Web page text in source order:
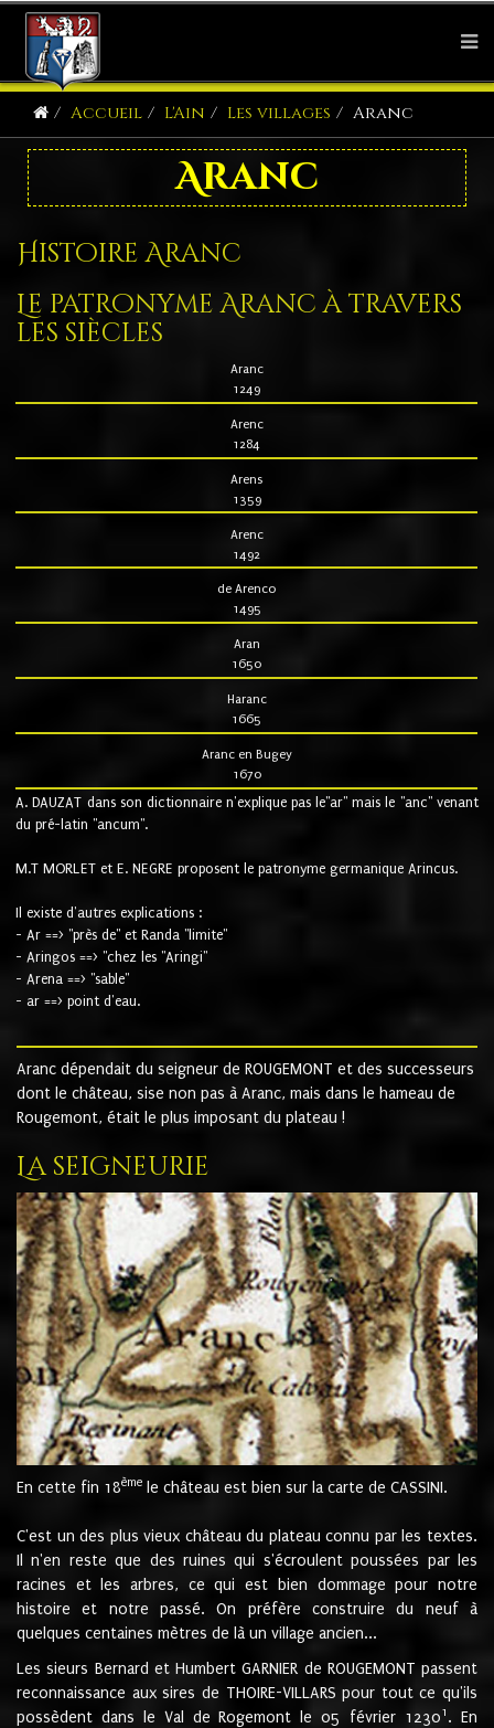
Accueil L'Ain Les villages Aranc
Aranc
Histoire Aranc
Le patronyme Aranc à travers
les siècles
Aranc
1249
Arenc
1284
Arens
1359
Arenc
1492
de Arenco
1495
Aran
1650
Haranc
1665
Aranc en Bugey
1670
A. DAUZAT dans son dictionnaire n'explique pas le"ar" mais le "anc" venant
du pré-latin "ancum".
M.T MORLET et E. NEGRE proposent le patronyme germanique Arincus.
Il existe d'autres explications :
- Ar ==> "près de" et Randa "limite"
- Aringos ==> "chez les "Aringi"
- Arena ==> "sable"
- ar ==> point d'eau.
Aranc dépendait du seigneur de ROUGEMONT et des successeurs
dont le château, sise non pas à Aranc, mais dans le hameau de
Rougemont, était le plus imposant du plateau !
La seigneurie
En cette fin 18ème le château est bien sur la carte de CASSINI.
C'est un des plus vieux château du plateau connu par les textes.
Il n'en reste que des ruines qui s'écroulent poussées par les
racines et les arbres, ce qui est bien dommage pour notre
histoire et notre passé. On préfère construire du neuf à
quelques centaines mètres de là un village ancien...
Les sieurs Bernard et Humbert GARNIER de ROUGEMONT passent
reconnaissance aux sires de THOIRE-VILLARS pour tout ce qu'ils
possèdent dans le Val de Rogemont le 05 février 12301 . En